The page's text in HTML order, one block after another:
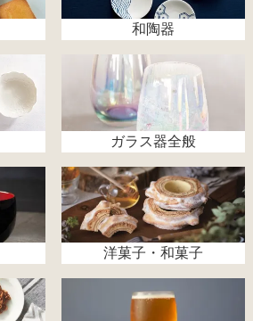
和陶器
ガラス器全般
洋菓子・和菓子